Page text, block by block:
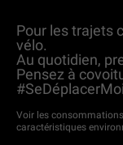
Pour les trajets
vélo.
Au quotidien,
Pensez à
Voir les
caractéristiques